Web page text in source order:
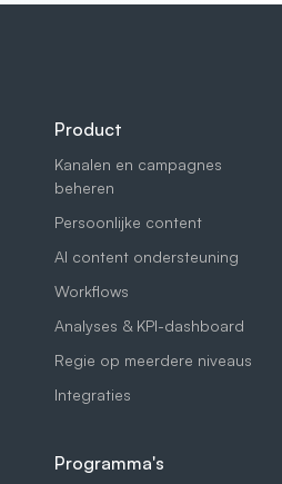
Product
Kanalen en campagnes
beheren
Persoonlijke content
AI content ondersteuning
Workflows
Analyses & KPI-dashboard
Regie op meerdere niveaus
Integraties
Programma's